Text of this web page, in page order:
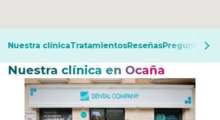
Nuestra clínicaTratamientosReseñasPreguntas
Nuestra clínica en Ocaña